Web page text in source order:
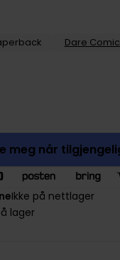
Dare
meg når
Ikke på nettlager
lager